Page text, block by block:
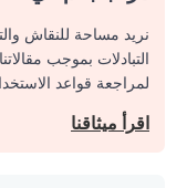
نريد مساحة للنقاش
التبادلات بموجب
لمراجعة قواعد
اقرأ ميثاقنا